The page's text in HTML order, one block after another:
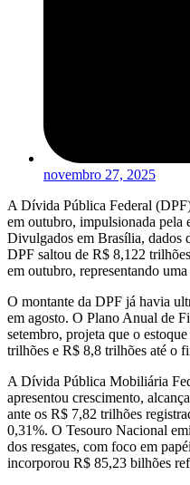
novembro 27, 2025
A Dívida Pública Federal
em outubro, impulsionada pela
Divulgados em Brasília, dados
DPF saltou de R$ 8,122
em outubro, representando
O montante da DPF já havia
em agosto. O Plano Anual de
setembro, projeta que o
trilhões e R$ 8,8 trilhões até o
A Dívida Pública Mobiliária
apresentou crescimento,
ante os R$ 7,82 trilhões
0,31%. O Tesouro Nacional
dos resgates, com foco em
incorporou R$ 85,23 bilhões